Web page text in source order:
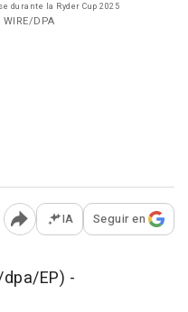
durante la Ryder Cup 2025
DPA
Abrir opciones para
IA Seguir en
dpa/EP) -